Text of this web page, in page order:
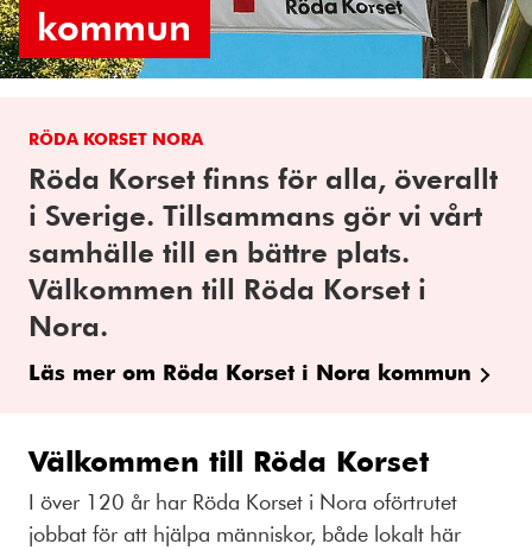
kommun
RÖDA KORSET NORA
Röda Korset finns för alla, överallt
i Sverige. Tillsammans gör vi vårt
samhälle till en bättre plats.
Välkommen till Röda Korset i
Nora.
Läs mer om Röda Korset i Nora kommun
Välkommen till Röda Korset
I över 120 år har Röda Korset i Nora oförtrutet
jobbat för att hjälpa människor, både lokalt här